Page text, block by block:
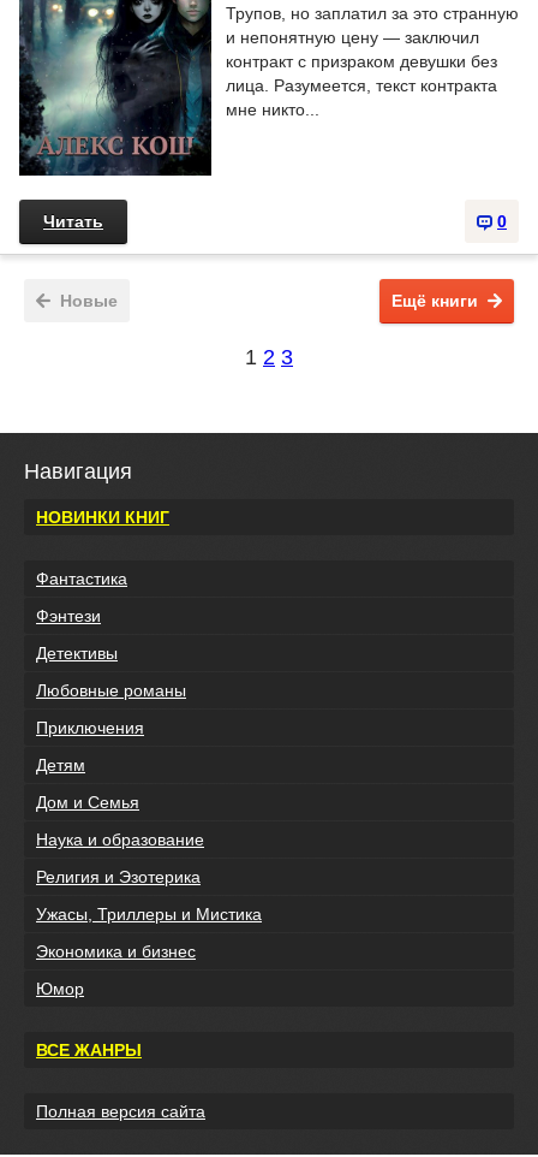
Трупов, но заплатил за это странную
и непонятную цену — заключил
контракт с призраком девушки без
лица. Разумеется, текст контракта
мне никто...
0
Читать
Новые Ещё книги
1 2 3
Навигация
НОВИНКИ КНИГ
Фантастика
Фэнтези
Детективы
Любовные романы
Приключения
Детям
Дом и Семья
Наука и образование
Религия и Эзотерика
Ужасы, Триллеры и Мистика
Экономика и бизнес
Юмор
ВСЕ ЖАНРЫ
Полная версия сайта